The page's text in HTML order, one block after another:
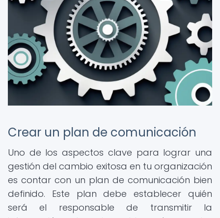
Crear un plan de comunicación
Uno de los aspectos clave para lograr una
gestión del cambio exitosa en tu organización
es contar con un plan de comunicación bien
definido. Este plan debe establecer quién
será el responsable de transmitir la